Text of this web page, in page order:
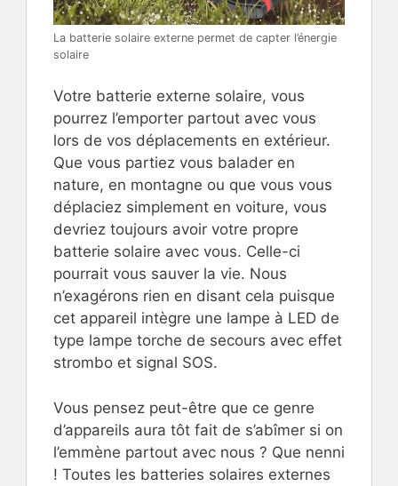
La batterie solaire externe permet de capter l’énergie
solaire
Votre batterie externe solaire, vous
pourrez l’emporter partout avec vous
lors de vos déplacements en extérieur.
Que vous partiez vous balader en
nature, en montagne ou que vous vous
déplaciez simplement en voiture, vous
devriez toujours avoir votre propre
batterie solaire avec vous. Celle-ci
pourrait vous sauver la vie. Nous
n’exagérons rien en disant cela puisque
cet appareil intègre une lampe à LED de
type lampe torche de secours avec effet
strombo et signal SOS.
Vous pensez peut-être que ce genre
d’appareils aura tôt fait de s’abîmer si on
l’emmène partout avec nous ? Que nenni
! Toutes les batteries solaires externes